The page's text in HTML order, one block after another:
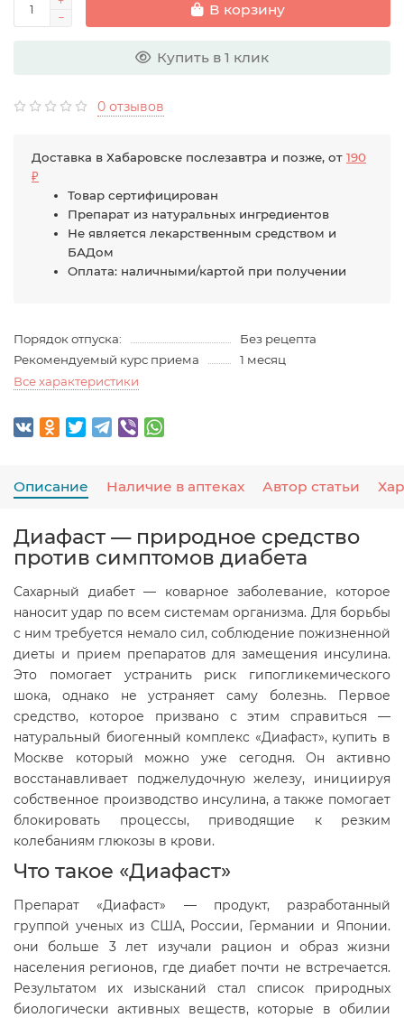
В корзину
Купить в 1 клик
0 отзывов
Доставка в Хабаровске послезавтра и позже, от 190
₽
Товар сертифицирован
Препарат из натуральных ингредиентов
Не является лекарственным средством и
БАДом
Оплата: наличными/картой при получении
Порядок отпуска:
Без рецепта
Рекомендуемый курс приема
1 месяц
Все характеристики
Описание Наличие в аптеках Автор статьи
Диафаст — природное средство
против симптомов диабета
Сахарный диабет — коварное заболевание, которое
наносит удар по всем системам организма. Для борьбы
с ним требуется немало сил, соблюдение пожизненной
диеты и прием препаратов для замещения инсулина.
Это помогает устранить риск гипогликемического
шока, однако не устраняет саму болезнь. Первое
средство, которое призвано с этим справиться —
натуральный биогенный комплекс «Диафаст», купить в
Москве который можно уже сегодня. Он активно
восстанавливает поджелудочную железу, инициируя
собственное производство инсулина, а также помогает
блокировать процессы, приводящие к резким
колебаниям глюкозы в крови.
Что такое «Диафаст»
Препарат «Диафаст» — продукт, разработанный
группой ученых из США, России, Германии и Японии.
они больше 3 лет изучали рацион и образ жизни
населения регионов, где диабет почти не встречается.
Результатом их изысканий стал список природных
биологически активных веществ, которые в обилии